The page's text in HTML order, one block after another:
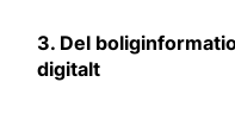
3. Del
digitalt